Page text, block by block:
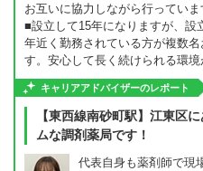
お互いに協力しながら行っていま
■設立して15年になりますが、設
年近く勤務されている方が複数
す。安心して長く続けられる環境
キャリアアドバイザーのレポート
【東西線南砂町駅】江東区
ムな調剤薬局です！
代表自身も薬剤師で現